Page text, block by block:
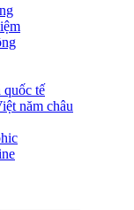
quốc tế
năm châu